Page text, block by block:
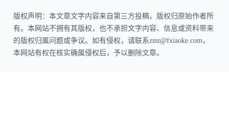
版权声明：本文章文字内容来自第三方投稿，版权归原始作者所
有。本网站不拥有其版权，也不承担文字内容、信息或资料带来
的版权归属问题或争议。如有侵权，请联系zmt@fxiaoke.com，
本网站有权在核实确属侵权后，予以删除文章。